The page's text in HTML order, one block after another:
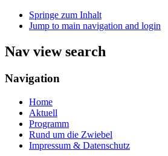
Springe zum Inhalt
Jump to main navigation and login
Nav view search
Navigation
Home
Aktuell
Programm
Rund um die Zwiebel
Impressum & Datenschutz